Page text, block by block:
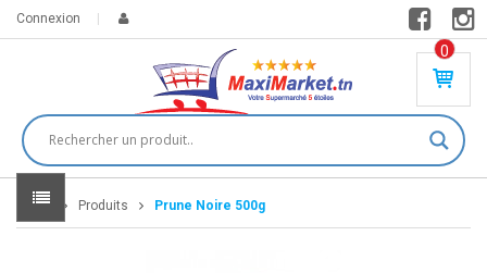
Connexion
0
PR
DU
IT(
S)
Home Produits Prune Noire 500g